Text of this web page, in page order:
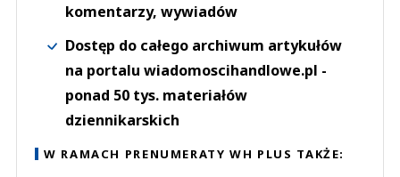
komentarzy, wywiadów
Dostęp do całego archiwum artykułów
na portalu wiadomoscihandlowe.pl -
ponad 50 tys. materiałów
dziennikarskich
W RAMACH PRENUMERATY WH PLUS TAKŻE: